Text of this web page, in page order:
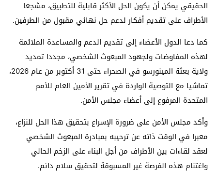
الحقيقي يمكن أن يكون الحل الأكثر قابلية للتطبيق، مشجعا
الأطراف على تقديم أفكار لدعم حل نهائي مقبول من الطرفين.
كما دعا الدول الأعضاء إلى تقديم الدعم والمساعدة الملائمة
لهذه المفاوضات ولجهود المبعوث الشخصي، مجددا تمديد
ولاية بعثة المينورسو في الصحراء حتى 31 أكتوبر من عام 2026،
تماشيا مع التوصية الواردة في تقرير الأمين العام للأمم
المتحدة المرفوع إلى أعضاء مجلس الأمن.
وأكد مجلس الأمن على ضرورة الإسراع بتحقيق هذا الحل للنزاع،
معبرا في الوقت ذاته عن ترحيبه بمبادرة المبعوث الشخصي
لعقد لقاءات بين الأطراف من أجل البناء على الزخم الحالي
واغتنام هذه الفرصة غير المسبوقة لتحقيق سلام دائم.